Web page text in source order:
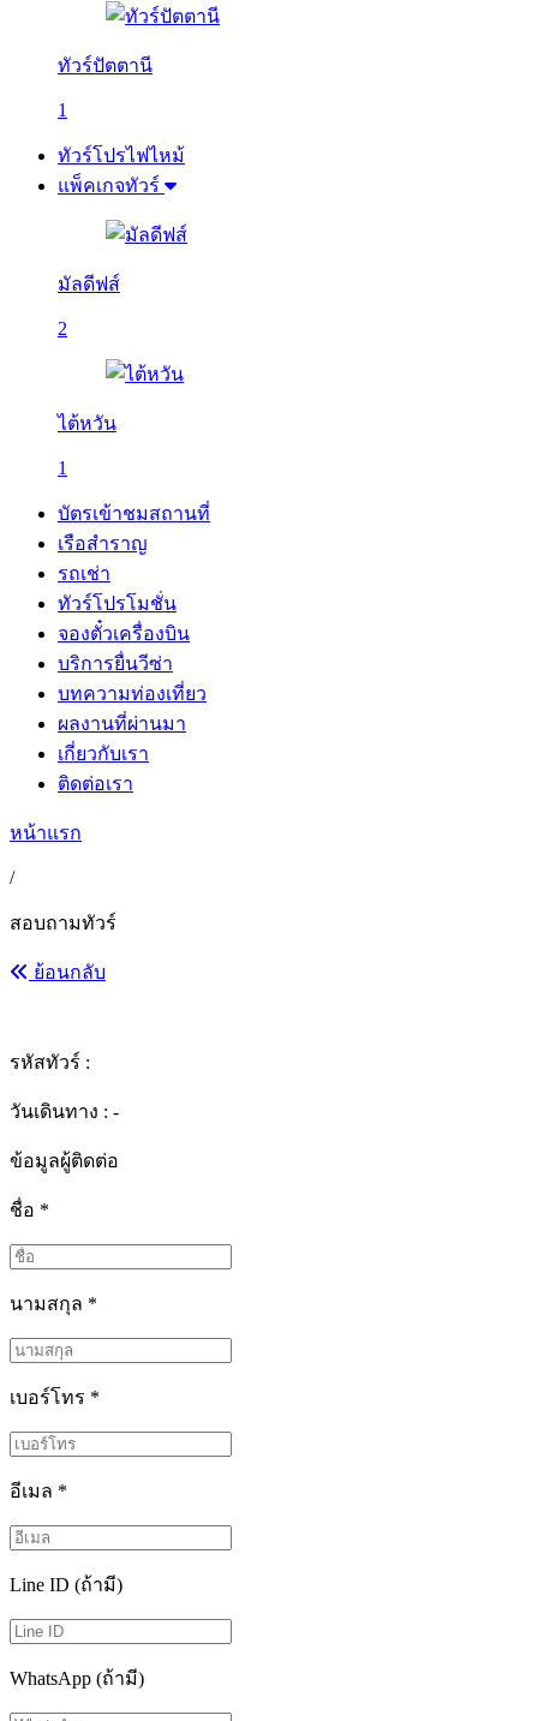
ทัวร์ปัตตานี
1
ทัวร์โปรไฟไหม้
แพ็คเกจทัวร์
มัลดีฟส์
2
ไต้หวัน
1
บัตรเข้าชมสถานที่
เรือสำราญ
รถเช่า
ทัวร์โปรโมชั่น
จองตั๋วเครื่องบิน
บริการยื่นวีซ่า
บทความท่องเที่ยว
ผลงานที่ผ่านมา
เกี่ยวกับเรา
ติดต่อเรา
หน้าแรก
/
สอบถามทัวร์
ย้อนกลับ
รหัสทัวร์ :
วันเดินทาง : -
ข้อมูลผู้ติดต่อ
ชื่อ *
นามสกุล *
เบอร์โทร *
อีเมล *
Line ID (ถ้ามี)
WhatsApp (ถ้ามี)